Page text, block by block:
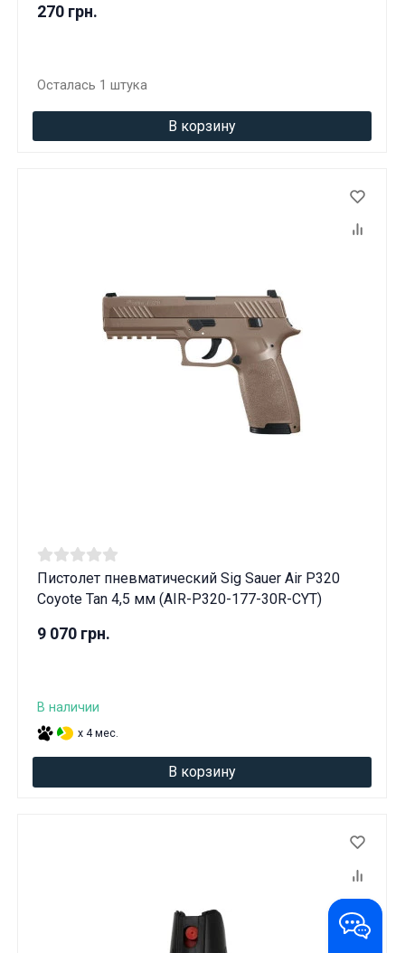
270 грн.
Осталась 1 штука
В корзину
Пистолет пневматический Sig Sauer Air P320
Coyote Tan 4,5 мм (AIR-P320-177-30R-CYT)
9 070 грн.
В наличии
x 4 мес.
В корзину